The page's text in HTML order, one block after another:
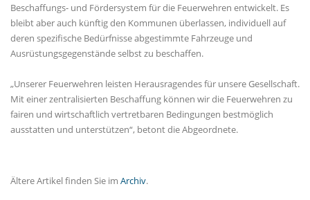
Beschaffungs- und Fördersystem für die Feuerwehren entwickelt. Es
bleibt aber auch künftig den Kommunen überlassen, individuell auf
deren spezifische Bedürfnisse abgestimmte Fahrzeuge und
Ausrüstungsgegenstände selbst zu beschaffen.
Unserer Feuerwehren leisten Herausragendes für unsere Gesellschaft.
Mit einer zentralisierten Beschaffung können wir die Feuerwehren zu
fairen und wirtschaftlich vertretbaren Bedingungen bestmöglich
ausstatten und unterstützen“, betont die Abgeordnete.
Ältere Artikel finden Sie im Archiv.